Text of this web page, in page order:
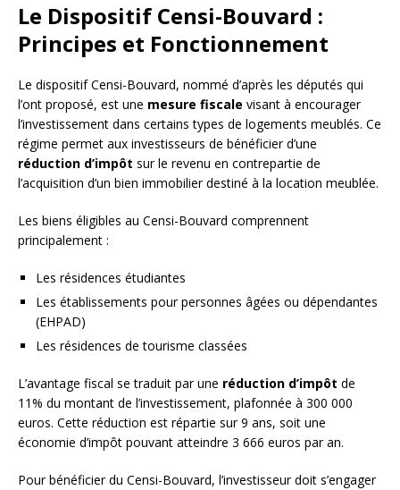
Le Dispositif Censi-Bouvard :
Principes et Fonctionnement
Le dispositif Censi-Bouvard, nommé d’après les députés qui
l’ont proposé, est une mesure fiscale visant à encourager
l’investissement dans certains types de logements meublés. Ce
régime permet aux investisseurs de bénéficier d’une
réduction d’impôt sur le revenu en contrepartie de
l’acquisition d’un bien immobilier destiné à la location meublée.
Les biens éligibles au Censi-Bouvard comprennent
principalement :
Les résidences étudiantes
Les établissements pour personnes âgées ou dépendantes
(EHPAD)
Les résidences de tourisme classées
L’avantage fiscal se traduit par une réduction d’impôt de
11% du montant de l’investissement, plafonnée à 300 000
euros. Cette réduction est répartie sur 9 ans, soit une
économie d’impôt pouvant atteindre 3 666 euros par an.
Pour bénéficier du Censi-Bouvard, l’investisseur doit s’engager